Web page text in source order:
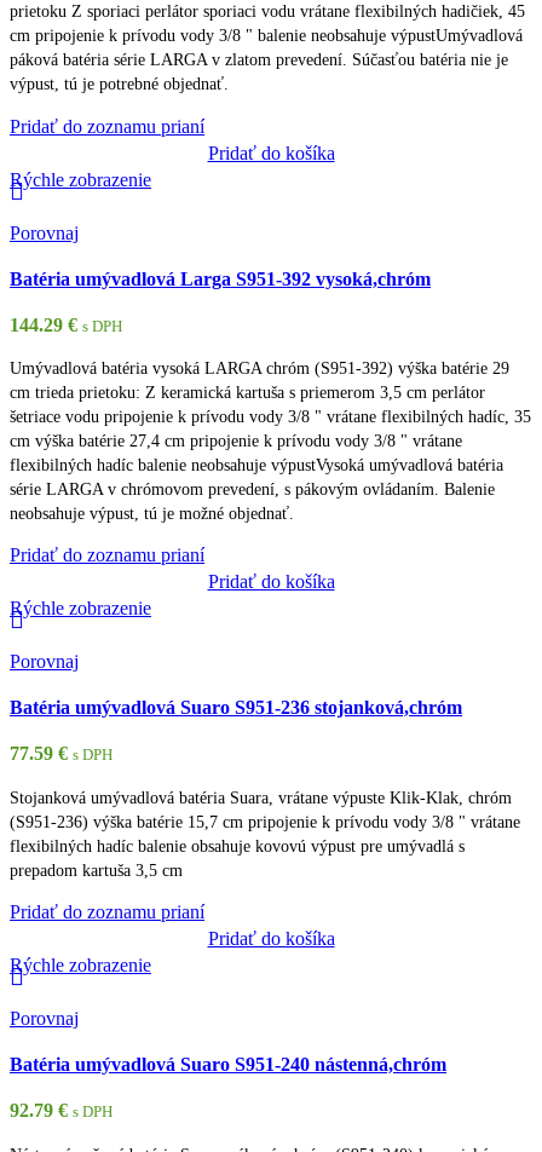
prietoku Z sporiaci perlátor sporiaci vodu vrátane flexibilných hadičiek, 45
cm pripojenie k prívodu vody 3/8 " balenie neobsahuje výpustUmývadlová
páková batéria série LARGA v zlatom prevedení. Súčasťou batéria nie je
výpust, tú je potrebné objednať.
Pridať do zoznamu prianí
Pridať do košíka
Rýchle zobrazenie
Porovnaj
Batéria umývadlová Larga S951-392 vysoká,chróm
144.29 € s DPH
Umývadlová batéria vysoká LARGA chróm (S951-392) výška batérie 29
cm trieda prietoku: Z keramická kartuša s priemerom 3,5 cm perlátor
šetriace vodu pripojenie k prívodu vody 3/8 " vrátane flexibilných hadíc, 35
cm výška batérie 27,4 cm pripojenie k prívodu vody 3/8 " vrátane
flexibilných hadíc balenie neobsahuje výpustVysoká umývadlová batéria
série LARGA v chrómovom prevedení, s pákovým ovládaním. Balenie
neobsahuje výpust, tú je možné objednať.
Pridať do zoznamu prianí
Pridať do košíka
Rýchle zobrazenie
Porovnaj
Batéria umývadlová Suaro S951-236 stojanková,chróm
77.59 € s DPH
Stojanková umývadlová batéria Suara, vrátane výpuste Klik-Klak, chróm
(S951-236) výška batérie 15,7 cm pripojenie k prívodu vody 3/8 " vrátane
flexibilných hadíc balenie obsahuje kovovú výpust pre umývadlá s
prepadom kartuša 3,5 cm
Pridať do zoznamu prianí
Pridať do košíka
Rýchle zobrazenie
Porovnaj
Batéria umývadlová Suaro S951-240 nástenná,chróm
92.79 € s DPH